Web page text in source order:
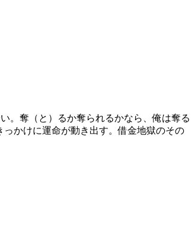
。奪（と）るか奪られるかなら、俺は奪る
かけに運命が動き出す。借金地獄のその